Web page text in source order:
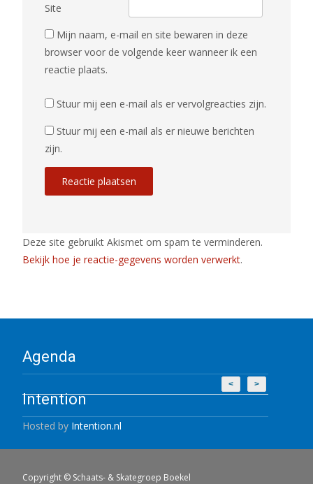
Site
Mijn naam, e-mail en site bewaren in deze
browser voor de volgende keer wanneer ik een
reactie plaats.
Stuur mij een e-mail als er vervolgreacties zijn.
Stuur mij een e-mail als er nieuwe berichten
zijn.
Deze site gebruikt Akismet om spam te verminderen.
Bekijk hoe je reactie-gegevens worden verwerkt.
Agenda
< >
Intention
Hosted by Intention.nl
Copyright © Schaats- & Skategroep Boekel